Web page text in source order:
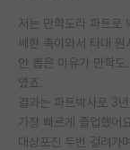
저는 만학도라 파트로
쎄한 촉이와서 타대
안 뽑은 이유가 만학
였죠.
결과는 파트박사로 3
가장 빠르게 졸업했어
대상포진 두번 걸려가